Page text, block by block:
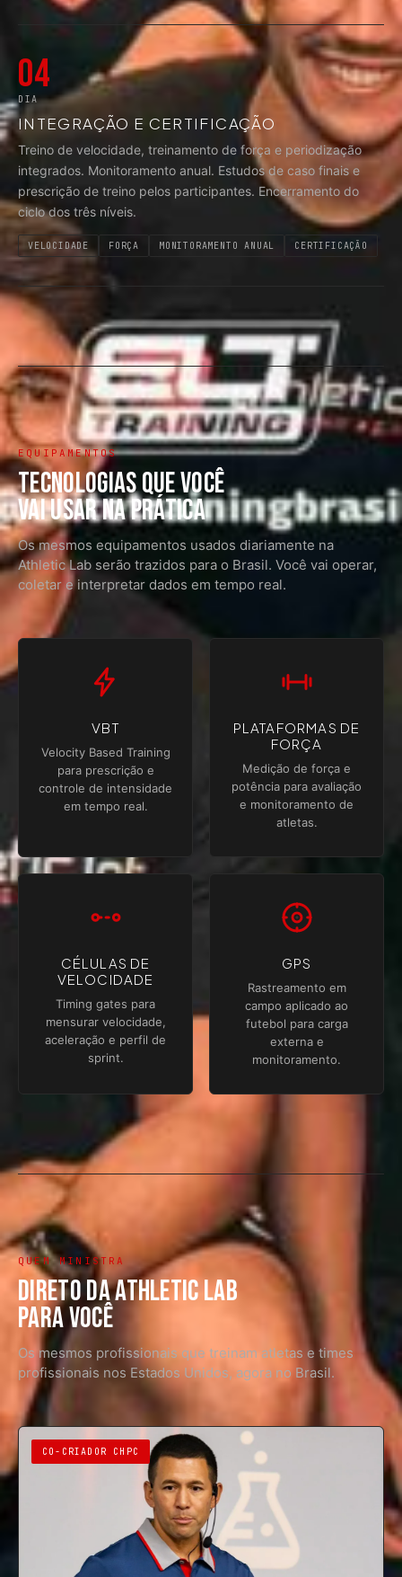
04
DIA
INTEGRAÇÃO E CERTIFICAÇÃO
Treino de velocidade, treinamento de força e periodização
integrados. Monitoramento anual. Estudos de caso finais e
prescrição de treino pelos participantes. Encerramento do
ciclo dos três níveis.
VELOCIDADE FORÇA MONITORAMENTO ANUAL CERTIFICAÇÃO
EQUIPAMENTOS
TECNOLOGIAS QUE VOCÊ
VAI USAR NA PRÁTICA
Os mesmos equipamentos usados diariamente na
Athletic Lab serão trazidos para o Brasil. Você vai operar,
coletar e interpretar dados em tempo real.
VBT
Velocity Based Training
para prescrição e
controle de intensidade
em tempo real.
PLATAFORMAS DE
FORÇA
Medição de força e
potência para avaliação
e monitoramento de
atletas.
CÉLULAS DE
VELOCIDADE
Timing gates para
mensurar velocidade,
aceleração e perfil de
sprint.
GPS
Rastreamento em
campo aplicado ao
futebol para carga
externa e
monitoramento.
QUEM MINISTRA
DIRETO DA ATHLETIC LAB
PARA VOCÊ
Os mesmos profissionais que treinam atletas e times
profissionais nos Estados Unidos, agora no Brasil.
CO-CRIADOR CHPC